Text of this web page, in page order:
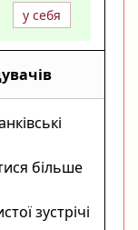
у себя
більше
зустрічі